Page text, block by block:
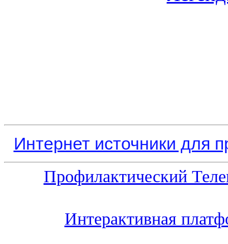
Интернет источники для
Профилактический
Интерактивная